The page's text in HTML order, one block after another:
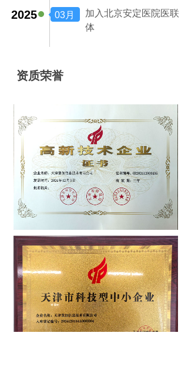
03月
加入北京安定医院医联
体
2025
资质荣誉